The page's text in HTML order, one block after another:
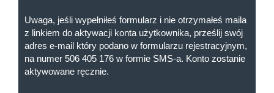
Uwaga, jeśli wypełniłeś formularz i nie otrzymałeś maila
z linkiem do aktywacji konta użytkownika, prześlij swój
adres e-mail który podano w formularzu rejestracyjnym,
na numer 506 405 176 w formie SMS-a. Konto zostanie
aktywowane ręcznie.